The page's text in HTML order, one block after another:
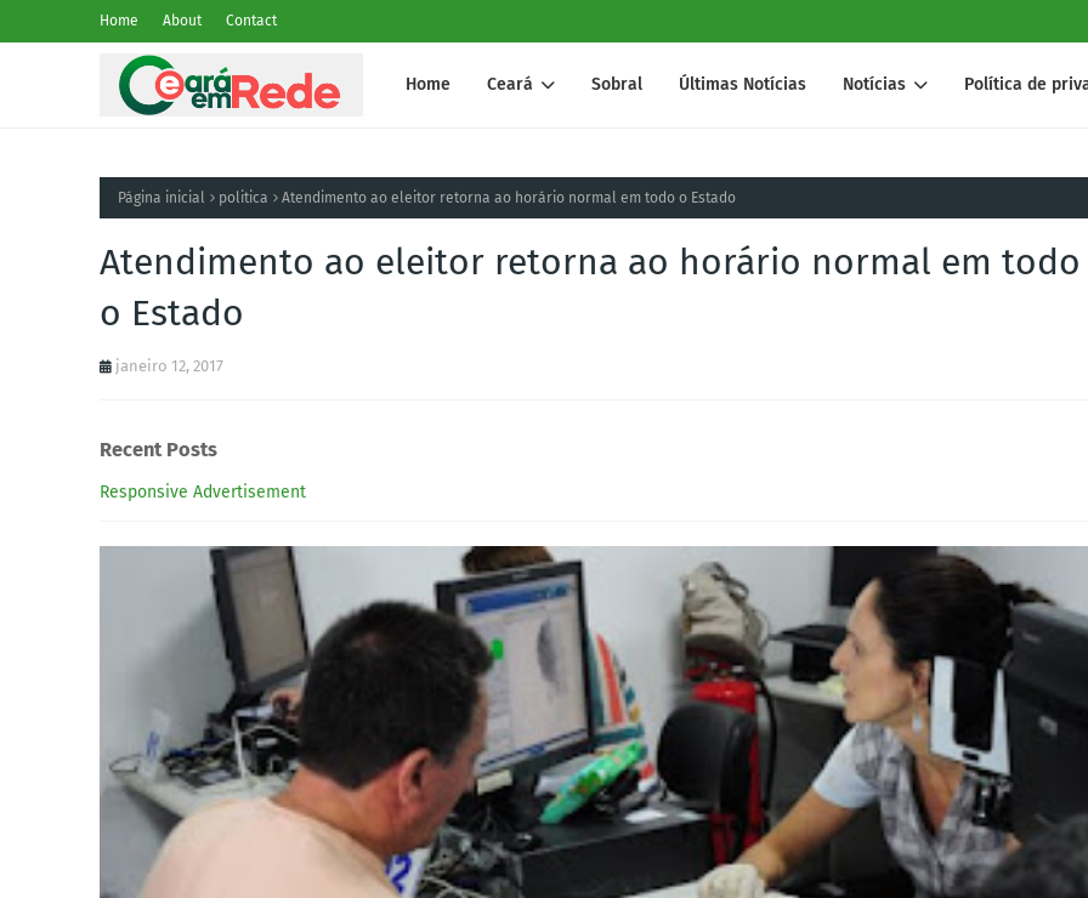
Home About Contact
Home Ceará Sobral Últimas Notícias Notícias Política de
Página inicial politica Atendimento ao eleitor retorna ao horário normal em todo o Estado
Atendimento ao eleitor retorna ao horário normal em todo
o Estado
janeiro 12, 2017
Recent Posts
Responsive Advertisement